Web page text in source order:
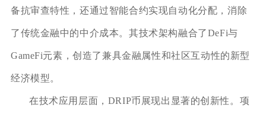
备抗审查特性，还通过智能合约实现自动化分配，消除
了传统金融中的中介成本。其技术架构融合了DeFi与
GameFi元素，创造了兼具金融属性和社区互动性的新型
经济模型。
在技术应用层面，DRIP币展现出显著的创新性。项